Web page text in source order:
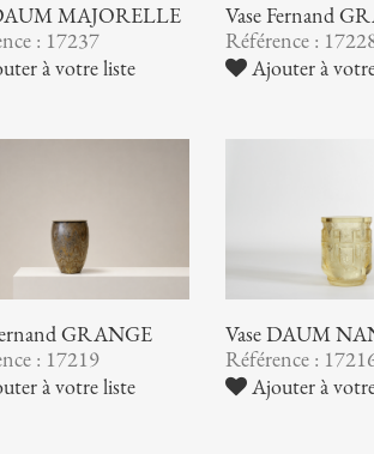
MAJORELLE
: 17237
à votre liste
Vase Fernand
Référence :
Ajouter à
GRANGE
: 17219
à votre liste
Vase DAUM
Référence :
Ajouter à